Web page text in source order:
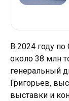
В 2024 году
около 38 млн
генеральный
Григорьев,
выставки и